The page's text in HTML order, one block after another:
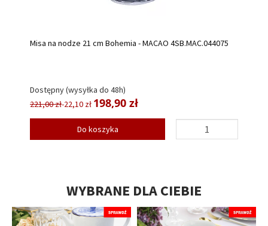
Misa na nodze 21 cm Bohemia - MACAO 4SB.MAC.044075
Dostępny (wysyłka do 48h)
221,00 zł-22,10 zł 198,90 zł
Do koszyka
WYBRANE DLA CIEBIE